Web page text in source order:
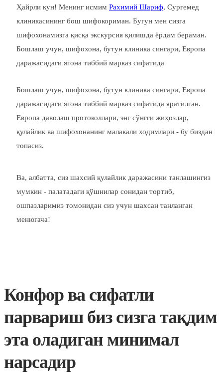
Ҳайрли кун! Менинг исмим Рахимий Шариф, Сургемед
клиникасининг бош шифокориман. Бугун мен сизга
шифохонамизга қисқа экскурсия қилишда ёрдам бераман.
Бошлаш учун, шифохона, бутун клиника сингари, Европа
даражасидаги ягона тиббий марказ сифатида
Бошлаш учун, шифохона, бутун клиника сингари, Европа
даражасидаги ягона тиббий марказ сифатида яратилган.
Европа даволаш протоколлари, энг сўнгги жиҳозлар,
қулайлик ва шифохонанинг малакали ходимлари - бу биздан
топасиз.
Ва, албатта, сиз шахсий қулайлик даражасини танлашингиз
мумкин - палатадаги қўшнилар сонидан тортиб,
ошпазларимиз томонидан сиз учун шахсан танланган
менюгача!
Конфор ва сифатли
парвариш биз сизга тақдим
эта оладиган минимал
нарсадир